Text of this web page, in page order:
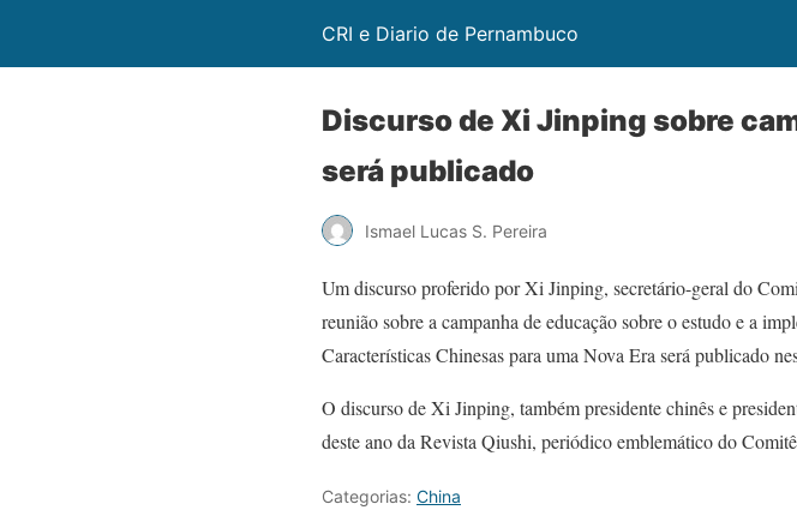
CRI e Diario de Pernambuco
Discurso de Xi Jinping sobre
será publicado
Ismael Lucas S. Pereira
Um discurso proferido por Xi Jinping, secretário-geral do
reunião sobre a campanha de educação sobre o estudo e a
Características Chinesas para uma Nova Era será publicado
O discurso de Xi Jinping, também presidente chinês e
deste ano da Revista Qiushi, periódico emblemático do
Categorias: China